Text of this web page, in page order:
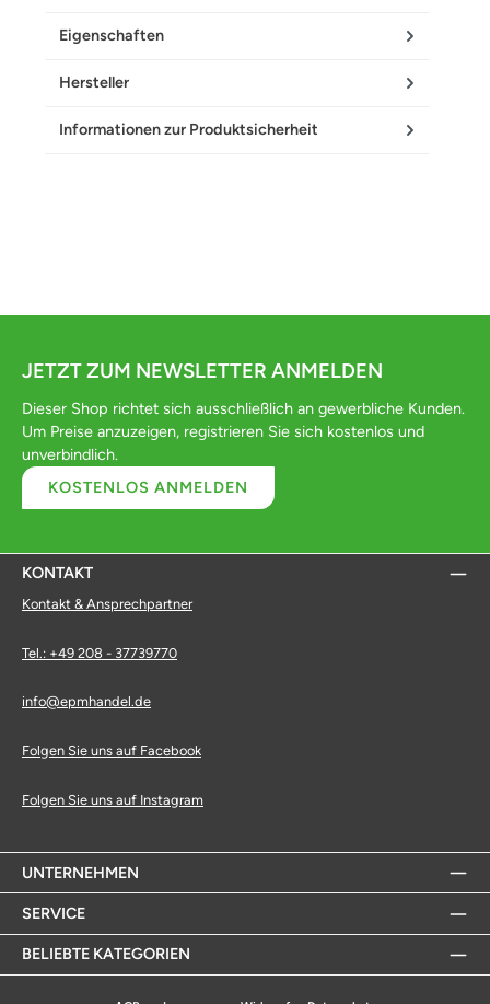
Eigenschaften
Hersteller
Informationen zur Produktsicherheit
JETZT ZUM NEWSLETTER ANMELDEN
Dieser Shop richtet sich ausschließlich an gewerbliche Kunden.
Um Preise anzuzeigen, registrieren Sie sich kostenlos und
unverbindlich.
KOSTENLOS ANMELDEN
KONTAKT
Kontakt & Ansprechpartner
Tel.: +49 208 - 37739770
info@epmhandel.de
Folgen Sie uns auf Facebook
Folgen Sie uns auf Instagram
UNTERNEHMEN
SERVICE
BELIEBTE KATEGORIEN